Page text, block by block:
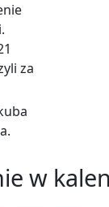
za
w